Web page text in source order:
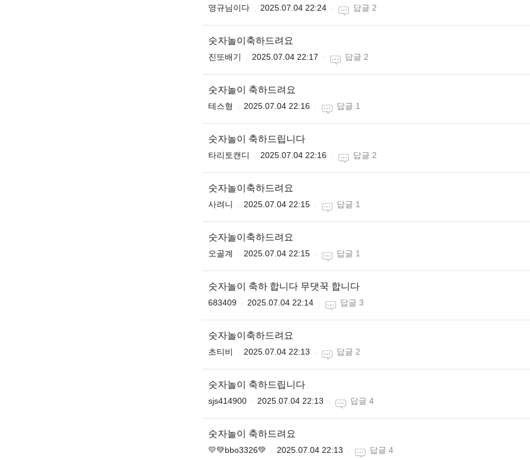
영규님이다 2025.07.04 22:24 답글 2
숫자놀이축하드려요
진또배기 2025.07.04 22:17 답글 2
숫자놀이 축하드려요
테스형 2025.07.04 22:16 답글 1
숫자놀이 축하드립니다
타리토캔디 2025.07.04 22:16 답글 2
숫자놀이축하드려요
사려니 2025.07.04 22:15 답글 1
숫자놀이축하드려요
오골계 2025.07.04 22:15 답글 1
숫자놀이 축하 합니다 무댓꾹 합니다
683409 2025.07.04 22:14 답글 3
숫자놀이축하드려요
초티비 2025.07.04 22:13 답글 2
숫자놀이 축하드립니다
sjs414900 2025.07.04 22:13 답글 4
숫자놀이 축하드려요
💛💚bbo3326💚 2025.07.04 22:13 답글 4